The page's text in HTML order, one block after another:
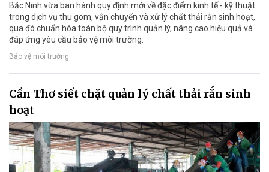
Bắc Ninh vừa ban hành quy định mới về đặc điểm kinh tế - kỹ thuật
trong dịch vụ thu gom, vận chuyển và xử lý chất thải rắn sinh hoạt,
qua đó chuẩn hóa toàn bộ quy trình quản lý, nâng cao hiệu quả và
đáp ứng yêu cầu bảo vệ môi trường.
Bảo vệ môi trường
Cần Thơ siết chặt quản lý chất thải rắn sinh
hoạt